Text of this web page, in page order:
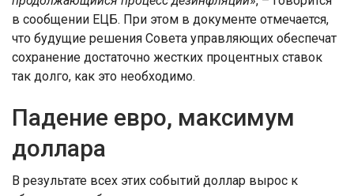
в сообщении ЕЦБ. При этом в документе отмечается,
что будущие решения Совета управляющих обеспечат
сохранение достаточно жестких процентных ставок
так долго, как это необходимо.
Падение евро, максимум
доллара
В результате всех этих событий доллар вырос к